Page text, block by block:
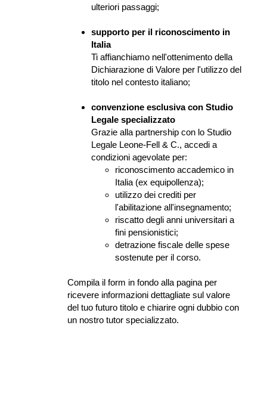
ulteriori passaggi;
supporto per il riconoscimento in
Italia
Ti affianchiamo nell'ottenimento della
Dichiarazione di Valore per l'utilizzo del
titolo nel contesto italiano;
convenzione esclusiva con Studio
Legale specializzato
Grazie alla partnership con lo Studio
Legale Leone-Fell & C., accedi a
condizioni agevolate per:
riconoscimento accademico in
Italia (ex equipollenza);
utilizzo dei crediti per
l'abilitazione all'insegnamento;
riscatto degli anni universitari a
fini pensionistici;
detrazione fiscale delle spese
sostenute per il corso.
Compila il form in fondo alla pagina per
ricevere informazioni dettagliate sul valore
del tuo futuro titolo e chiarire ogni dubbio con
un nostro tutor specializzato.